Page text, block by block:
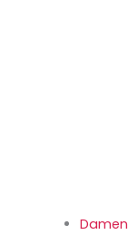
Damen